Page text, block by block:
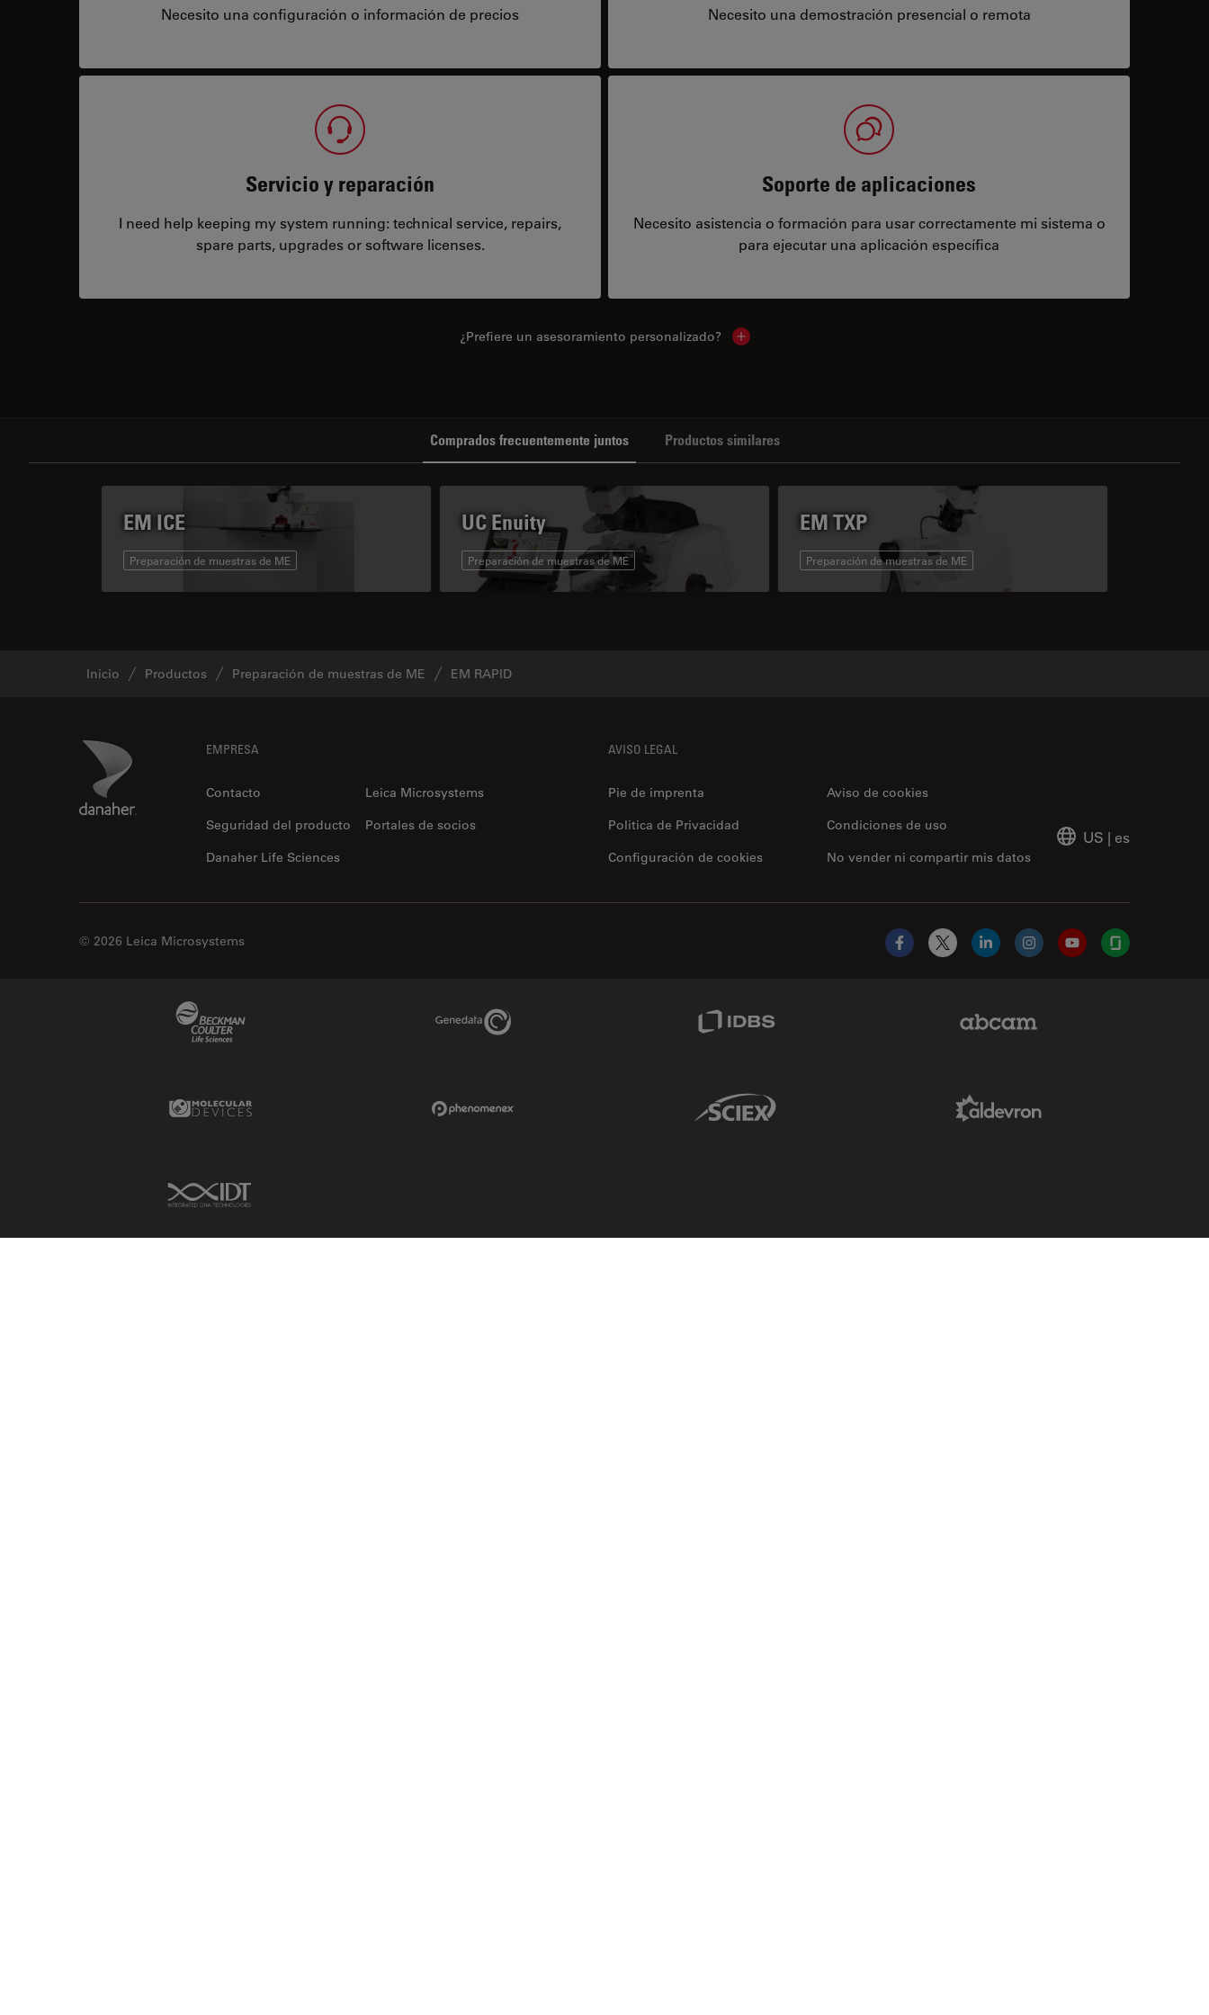
Necesito una configuración o información de precios Necesito una demostración presencial o remota
Servicio y reparación
I need help keeping my system running: technical service, repairs,
spare parts, upgrades or software licenses.
Soporte de aplicaciones
Necesito asistencia o formación para usar correctamente mi sistema o
para ejecutar una aplicación específica
¿Prefiere un asesoramiento personalizado? Show local contacts
Comprados frecuentemente juntos Productos similares
EM ICE
Preparación de muestras de ME
UC Enuity
Preparación de muestras de ME
EM TXP
Preparación de muestras de ME
Inicio Productos Preparación de muestras de ME EM RAPID
Danaher Logo EMPRESA
Contacto
Leica Microsystems
Seguridad del producto
Portales de socios
Danaher Life Sciences
AVISO LEGAL
Pie de imprenta
Aviso de cookies
Politica de Privacidad
No vender ni compartir mis datos
Condiciones de uso
Configuración de cookies
US | es
© 2026 Leica Microsystems
Facebook
X LinkedInInstagramYouTubeGlassdoor
Genedata Link
Molecular Devices Link Sciex Link
IDT Link